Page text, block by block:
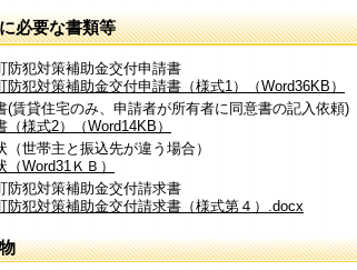
必要な書類等
防犯対策補助金交付申請書
防犯対策補助金交付申請書（様式1）（Word36KB）
(賃貸住宅のみ、申請者が所有者に同意書の記入依頼)
（様式2）（Word14KB）
（世帯主と振込先が違う場合）
（Word31ＫＢ）
防犯対策補助金交付請求書
防犯対策補助金交付請求書（様式第４）.docx